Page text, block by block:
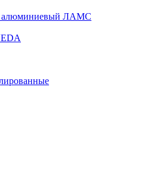
алюминиевый ЛАМС